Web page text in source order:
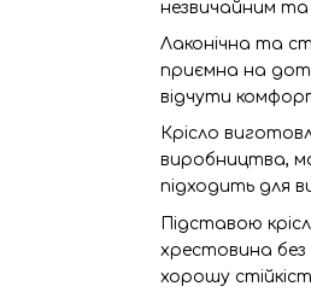
незвичайним та
Лаконічна та
приємна на
відчути
Крісло
виробництва,
підходить для
Підставою
хрестовина
хорошу